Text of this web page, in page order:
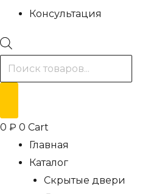
Консультация
Поиск
товаров
0 ₽ 0 Cart
Главная
Каталог
Скрытые двери